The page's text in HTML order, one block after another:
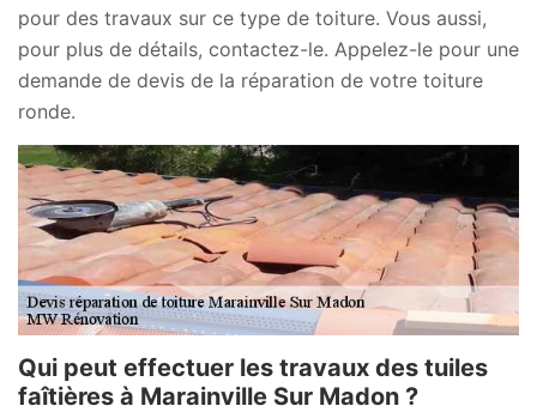
pour des travaux sur ce type de toiture. Vous aussi,
pour plus de détails, contactez-le. Appelez-le pour une
demande de devis de la réparation de votre toiture
ronde.
Qui peut effectuer les travaux des tuiles
faîtières à Marainville Sur Madon ?